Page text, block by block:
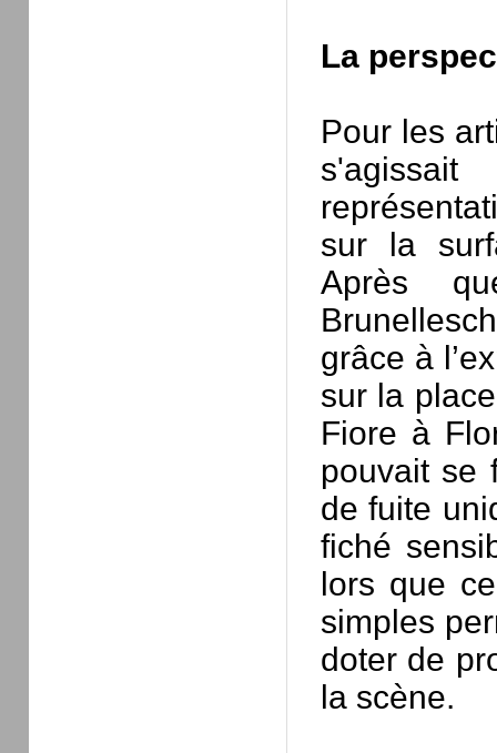
La
Pour les
sur la
Après
grâce à
sur la
Fiore à
pouvait se
de fuite
fiché
lors que
simples
doter de
la scène.